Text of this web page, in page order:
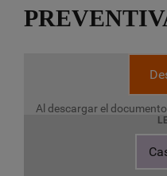
Al descargar el